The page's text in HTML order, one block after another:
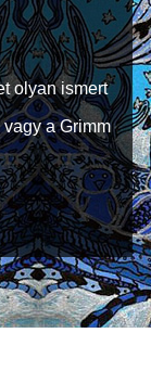
olyan ismert
a Grimm